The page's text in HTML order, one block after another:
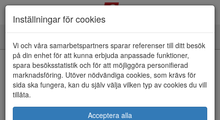
navigation
Kassasystem och butikssystem
Effektivitet och enkelhet i
Inställningar för cookies
Vi och våra samarbetspartners sparar referenser till ditt besök
på din enhet för att kunna erbjuda anpassade funktioner,
spara besöksstatistik och för att möjliggöra personifierad
marknadsföring. Utöver nödvändiga cookies, som krävs för
sida ska fungera, kan du själv välja vilken typ av cookies du vill
tillåta.
Acceptera alla